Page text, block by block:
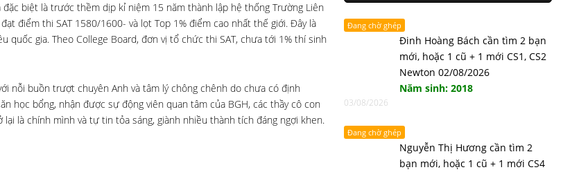
biệt là trước thềm dịp kỉ niệm 15 năm thành lập hệ thống Trường Liên
điểm thi SAT 1580/1600- và lọt Top 1% điểm cao nhất thế giới. Đây là
gia. Theo College Board, đơn vị tổ chức thi SAT, chưa tới 1% thí sinh
nỗi buồn trượt chuyên Anh và tâm lý chông chênh do chưa có định
học bổng, nhận được sự động viên quan tâm của BGH, các thầy cô con
là chính mình và tự tin tỏa sáng, giành nhiều thành tích đáng ngợi khen.
Đang chờ ghép
Đinh Hoàng Bách cần tìm 2 bạn
mới, hoặc 1 cũ + 1 mới CS1, CS2
Newton 02/08/2026
Năm sinh: 2018
03/08/2026
Đang chờ ghép
Nguyễn Thị Hương cần tìm 2
bạn mới, hoặc 1 cũ + 1 mới CS4